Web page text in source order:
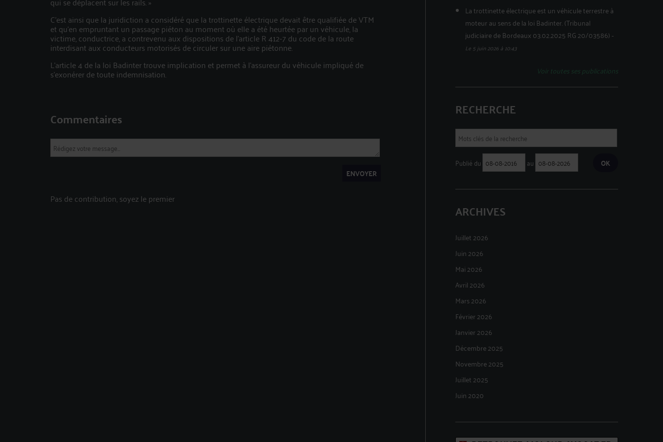
C’est ainsi que la juridiction a considéré que la trottinette électrique devait être qualifiée de VTM
et qu’en empruntant un passage piéton au moment où elle a été heurtée par un véhicule, la
victime, conductrice, a contrevenu aux dispositions de l’article R 412-7 du code de la route
interdisant aux conducteurs motorisés de circuler sur une aire piétonne.
L’article 4 de la loi Badinter trouve implication et permet à l’assureur du véhicule impliqué de
s’exonérer de toute indemnisation.
Commentaires
ENVOYER
Pas de contribution, soyez le premier
La trottinette électrique est un véhicule terrestre à
moteur au sens de la loi Badinter. (Tribunal
judiciaire de Bordeaux 03.02.2025 RG 20/03586)-
Le 5 juin 2026 à 10:43
Voir toutes ses publications
RECHERCHE
Publié du au
ARCHIVES
Juillet 2026
Juin 2026
Mai 2026
Avril 2026
Mars 2026
Février 2026
Janvier 2026
Décembre 2025
Novembre 2025
Juillet 2025
Juin 2020